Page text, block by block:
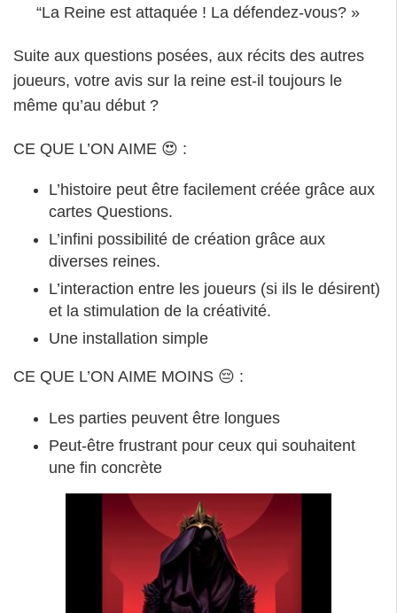
“La Reine est attaquée ! La défendez-vous? »
Suite aux questions posées, aux récits des autres
joueurs, votre avis sur la reine est-il toujours le
même qu’au début ?
CE QUE L’ON AIME 😍 :
L’histoire peut être facilement créée grâce aux
cartes Questions.
L’infini possibilité de création grâce aux
diverses reines.
L’interaction entre les joueurs (si ils le désirent)
et la stimulation de la créativité.
Une installation simple
CE QUE L’ON AIME MOINS 😔 :
Les parties peuvent être longues
Peut-être frustrant pour ceux qui souhaitent
une fin concrète